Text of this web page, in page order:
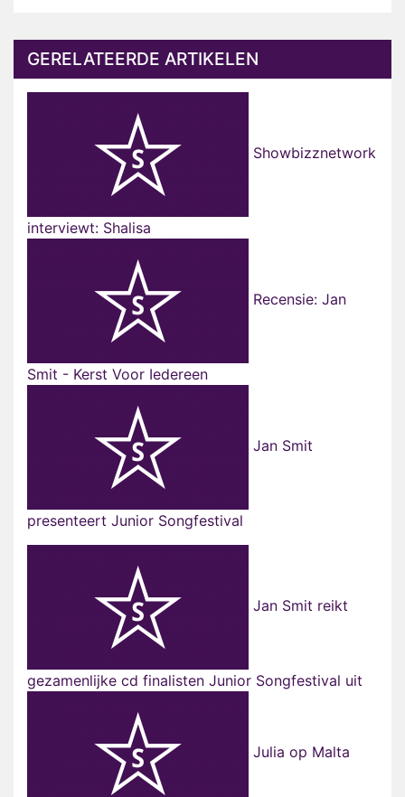
GERELATEERDE ARTIKELEN
Showbizznetwork
interviewt: Shalisa
Recensie: Jan
Smit - Kerst Voor Iedereen
Jan Smit
presenteert Junior Songfestival
Jan Smit reikt
gezamenlijke cd finalisten Junior Songfestival uit
Julia op Malta